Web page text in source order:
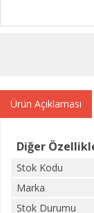
Ürün Açıklaması
Diğer
Stok Kodu
Marka
Stok Durumu